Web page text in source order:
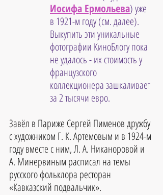
Иосифа Ермольева) уже
в 1921-м году (см. далее).
Выкупить эти уникальные
фотографии КиноБлогу пока
не удалось - их стоимость у
французского
коллекционера зашкаливает
за 2 тысячи евро.
Завёл в Париже Сергей Пименов дружбу
с художником Г. К. Артемовым и в 1924-м
году вместе с ним, Л. А. Никаноровой и
А. Минервиным расписал на темы
русского фольклора ресторан
«Кавказский подвальчик».